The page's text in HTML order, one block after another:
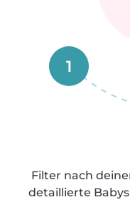
1
Filter nach
detaillierte